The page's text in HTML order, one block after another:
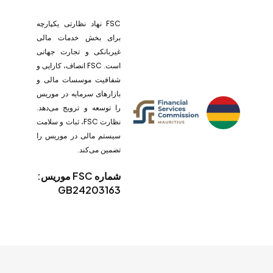
FSC نهاد نظارتی یکپارچه
برای بخش خدمات مالی
غیربانکی و تجارت جهانی
است. FSC انصاف، کارایی و
شفافیت موسسات مالی و
بازارهای سرمایه در موریس
را توسعه و ترویج می‌دهد.
نظارت FSC، ثبات و سلامت
سیستم مالی در موریس را
تضمین می‌کند.
شماره FSC موریس:
GB24203163